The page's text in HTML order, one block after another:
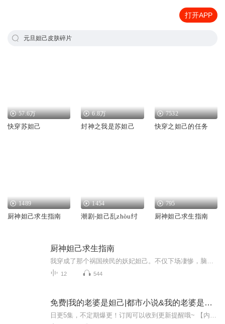
打开APP
元旦妲己皮肤碎片
57.6万
快穿苏妲己
6.8万
封神之我是苏妲己
7532
快穿之妲己的任务
1489
厨神妲己求生指南
1454
潮剧-妲己乱zhòu纣
795
厨神妲己求生指南
厨神妲己求生指南
12 544
免费|我的老婆是妲己|都市小说&我的老婆是妲己&方恨晚